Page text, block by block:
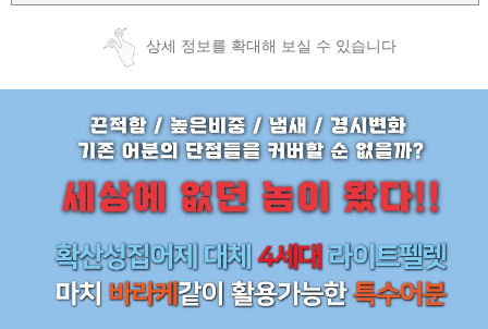
상세 정보를 확대해 보실 수 있습니다